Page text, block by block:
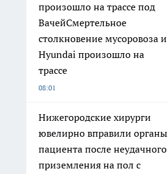
произошло на трассе под
ВачейСмертельное
столкновение мусоровоза и
Hyundai произошло на
трассе
08:01
Нижегородские хирурги
ювелирно вправили органы
пациента после неудачного
приземления на пол с